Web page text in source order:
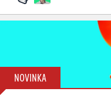
NOVINKA